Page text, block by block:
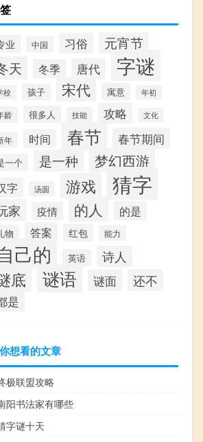
业 中国 习俗 元宵节
天 冬季 唐代 字谜
校 孩子 宋代 寓意 年初
龄 很多人 技能 攻略 文化
年 时间 春节 春节期间
一个 是一种 梦幻西游
字 汤圆 游戏 猜字
家 疫情 的人 的是
物 答案 红包 能力
己的 英语 诗人
底 谜语 谜面 还不
是
想看的文章
极联盟攻略
阳书法家有哪些
字谜十天